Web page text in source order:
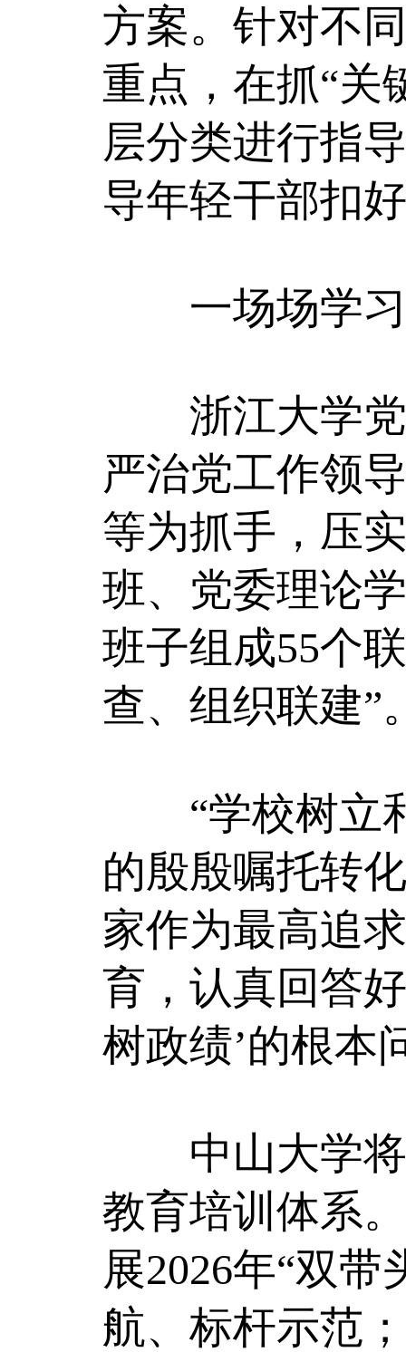
方案。针对不
重点，在抓“关
层分类进行指
导年轻干部扣
一场场学习
浙江大学党
严治党工作领
等为抓手，压
班、党委理论
班子组成55个
查、组织联建”
“学校树立和
的殷殷嘱托转
家作为最高追
育，认真回答
树政绩’的根本
中山大学将
教育培训体系
展2026年“双
航、标杆示范